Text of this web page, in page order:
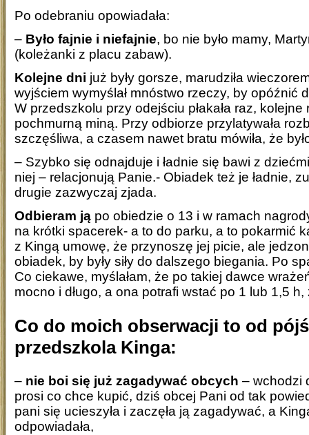
Po odebraniu opowiadała:
– Było fajnie i niefajnie, bo nie było mamy,
(koleżanki z placu zabaw).
Kolejne dni już były gorsze, marudziła
wyjściem wymyślał mnóstwo rzeczy, by opóźnić
W przedszkolu przy odejściu płakała raz, kolejne
pochmurną miną. Przy odbiorze przylatywała
szczęśliwa, a czasem nawet bratu mówiła, że
– Szybko się odnajduje i ładnie się bawi z
niej – relacjonują Panie.- Obiadek też je ładnie,
drugie zazwyczaj zjada.
Odbieram ją po obiedzie o 13 i w ramach
na krótki spacerek- a to do parku, a to pokarmić
z Kingą umowę, że przynoszę jej picie, ale
obiadek, by były siły do dalszego biegania. Po
Co ciekawe, myślałam, że po takiej dawce
mocno i długo, a ona potrafi wstać po 1 lub 1,5 h,
Co do moich obserwacji to od
przedszkola Kinga:
– nie boi się już zagadywać obcych – wchodzi
prosi co chce kupić, dziś obcej Pani od tak
pani się ucieszyła i zaczęła ją zagadywać, a
odpowiadała,